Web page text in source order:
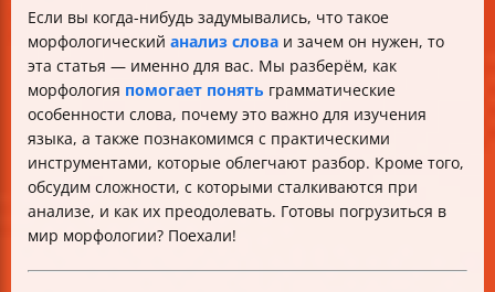
Особенности и сложности морфологического анализа
Итог: как освоить морфологический разбор?
Вопрос к вам
Если вы когда-нибудь задумывались, что такое
морфологический анализ слова и зачем он нужен, то
эта статья — именно для вас. Мы разберём, как
морфология помогает понять грамматические
особенности слова, почему это важно для изучения
языка, а также познакомимся с практическими
инструментами, которые облегчают разбор. Кроме того,
обсудим сложности, с которыми сталкиваются при
анализе, и как их преодолевать. Готовы погрузиться в
мир морфологии? Поехали!